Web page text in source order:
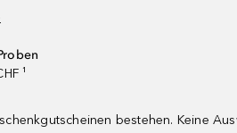
¹
bestehen. Keine